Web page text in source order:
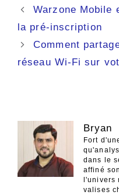
Navigation
des
Warzone Mobile
la pré-inscription
Comment
réseau Wi-Fi sur
Bryan
Fort
dans le
affiné
l'univers
valises